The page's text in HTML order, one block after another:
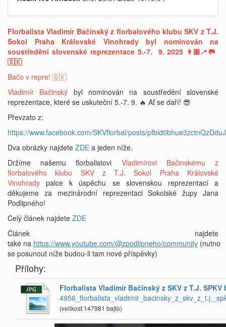
Florbalista Vladimír Bačinský z florbalového klubu SKV z T.J.
Sokol Praha Královské Vinohrady byl nominován na
soustředění slovenské reprezentace 5.-7. 9. 2025 👨🏼‍🦯🥅
🇸🇰
Bačo v repre! 🇸🇰
Vladimír Bačinský byl nominován na soustředění slovenské
reprezentace, které se uskuteční 5.-7. 9. 🔥 Ať se daří! 😎
Převzato z:
https://www.facebook.com/SKVflorbal/posts/
Dva obrázky najdete ZDE a jeden níže.
Držíme našemu florbalistovi Vladimírovi Bačinskému z
florbalového klubu SKV z T.J. Sokol Praha Královské
Vinohrady palce k úspěchu se slovenskou reprezentací a
děkujeme za mezinárodní reprezentaci Sokolské župy Jana
Podlipného!
Celý článek najdete ZDE
Článek najdete
také na https://www.youtube.com/@zpodlipneho/community (nutno
se posunout níže budou-li tam nové příspěvky)
Přílohy:
Florbalista Vladimír Bačinský z SKV z T.J.
(velikost 147981 bajtů)